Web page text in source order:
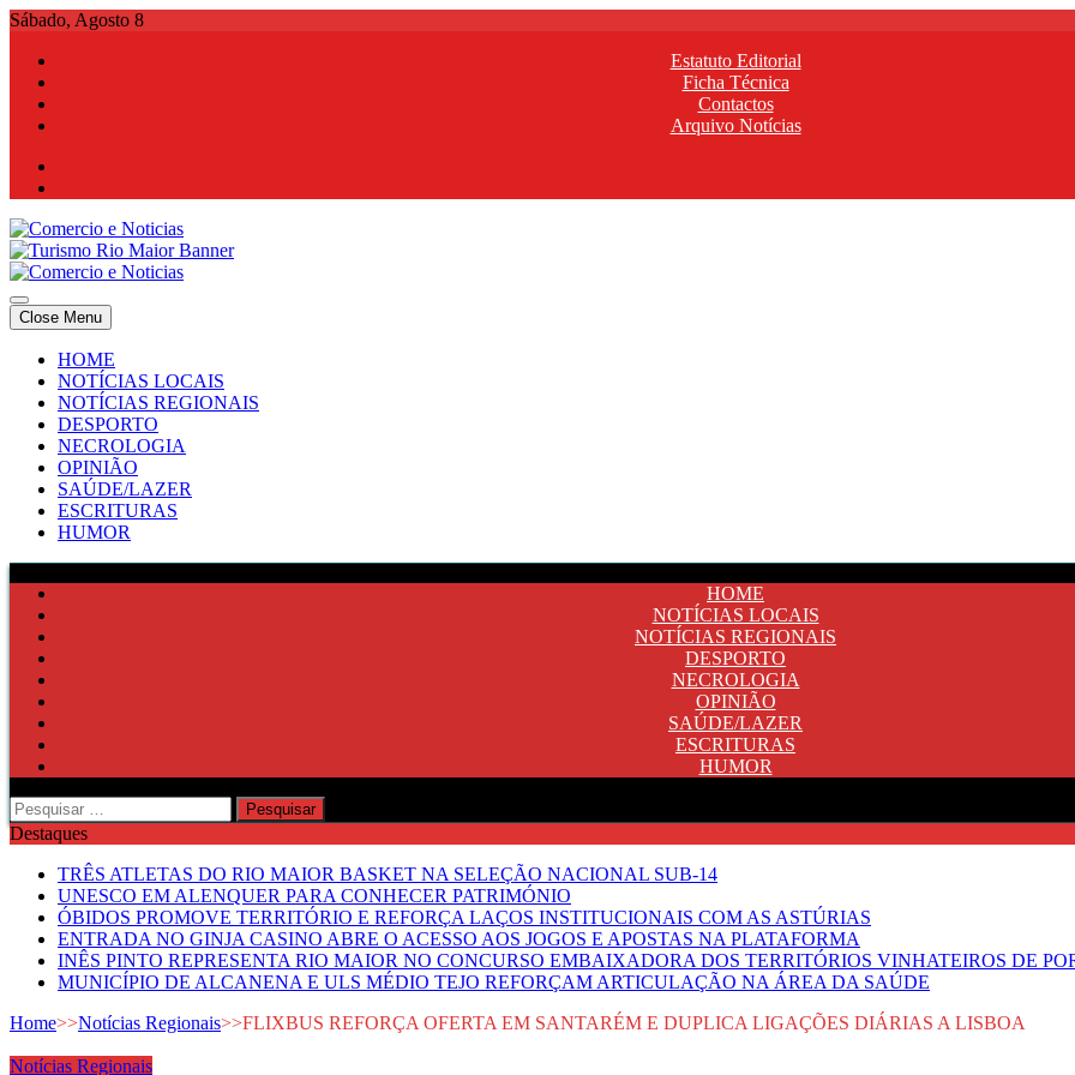
Skip
content
Sábado, Agosto 8
Estatuto Editorial
Ficha Técnica
Contactos
Arquivo Notícias
Comercio e Noticias
Notícias e Publicidade Online
Comercio e Noticias
Notícias e Publicidade Online
Close Menu
HOME
NOTÍCIAS LOCAIS
NOTÍCIAS REGIONAIS
DESPORTO
NECROLOGIA
OPINIÃO
SAÚDE/LAZER
ESCRITURAS
HUMOR
HOME
NOTÍCIAS LOCAIS
NOTÍCIAS REGIONAIS
DESPORTO
NECROLOGIA
OPINIÃO
SAÚDE/LAZER
ESCRITURAS
HUMOR
Pesquisar
por:
Destaques
TRÊS ATLETAS DO RIO MAIOR BASKET NA SELEÇÃO NACIONAL SUB-14
UNESCO EM ALENQUER PARA CONHECER PATRIMÓNIO
ÓBIDOS PROMOVE TERRITÓRIO E REFORÇA LAÇOS INSTITUCIONAIS COM AS ASTÚRIAS
ENTRADA NO GINJA CASINO ABRE O ACESSO AOS JOGOS E APOSTAS NA PLATAFORMA
INÊS PINTO REPRESENTA RIO MAIOR NO CONCURSO EMBAIXADORA DOS TERRITÓRIOS VINHATEIROS DE
MUNICÍPIO DE ALCANENA E ULS MÉDIO TEJO REFORÇAM ARTICULAÇÃO NA ÁREA DA SAÚDE
Home>>Notícias Regionais>>FLIXBUS REFORÇA OFERTA EM SANTARÉM E DUPLICA LIGAÇÕES DIÁRIAS A LISBOA
Notícias Regionais